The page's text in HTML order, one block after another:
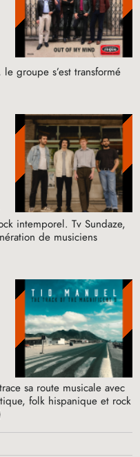
groupe s’est transformé
intemporel. Tv Sundaze,
de musiciens
sa route musicale avec
folk hispanique et rock